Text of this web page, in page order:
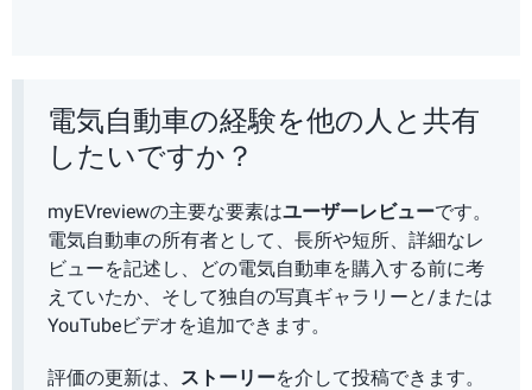
電気自動車の経験を他の人と共有
したいですか？
myEVreviewの主要な要素はユーザーレビューです。
電気自動車の所有者として、長所や短所、詳細なレ
ビューを記述し、どの電気自動車を購入する前に考
えていたか、そして独自の写真ギャラリーと/または
YouTubeビデオを追加できます。
評価の更新は、 ストーリーを介して投稿できます。